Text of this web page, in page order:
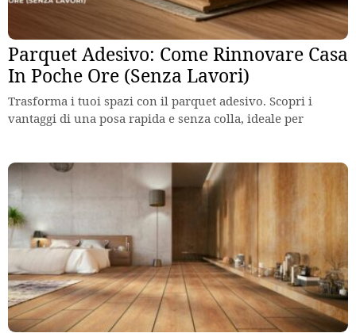
Parquet Adesivo: Come Rinnovare Casa
In Poche Ore (Senza Lavori)
Trasforma i tuoi spazi con il parquet adesivo. Scopri i
vantaggi di una posa rapida e senza colla, ideale per